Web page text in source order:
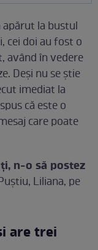
la bustul
cei doi au fost o
având în vedere
Deși nu se știe
imediat la
că este o
care poate
n-o să postez
Liliana, pe
are trei